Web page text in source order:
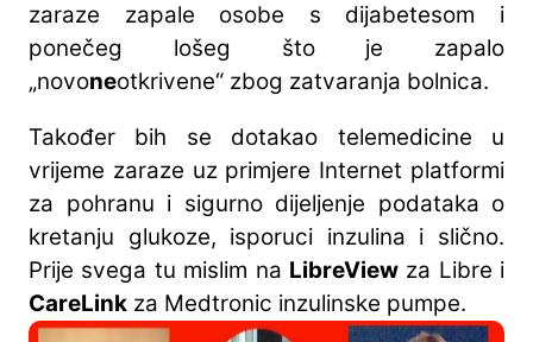
zaraze zapale osobe s dijabetesom i
ponečeg lošeg što je zapalo
„novoneotkrivene“ zbog zatvaranja bolnica.
Također bih se dotakao telemedicine u
vrijeme zaraze uz primjere Internet platformi
za pohranu i sigurno dijeljenje podataka o
kretanju glukoze, isporuci inzulina i slično.
Prije svega tu mislim na LibreViewza Libre i
CareLink za Medtronic inzulinske pumpe.